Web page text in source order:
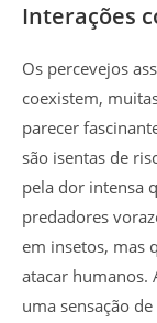
Interações
Os percevejos
coexistem,
parecer
são isentas de
pela dor intensa
predadores
em insetos, mas
atacar humanos.
uma sensação